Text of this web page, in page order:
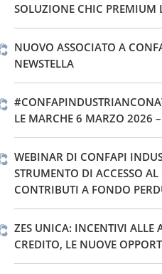
SOLUZIONE CHIC PREMIUM
NUOVO ASSOCIATO A
NEWSTELLA
LE MARCHE 6 MARZO 2026
WEBINAR DI CONFAPI
STRUMENTO DI ACCESSO
CONTRIBUTI A FONDO
ZES UNICA: INCENTIVI ALLE
CREDITO, LE NUOVE